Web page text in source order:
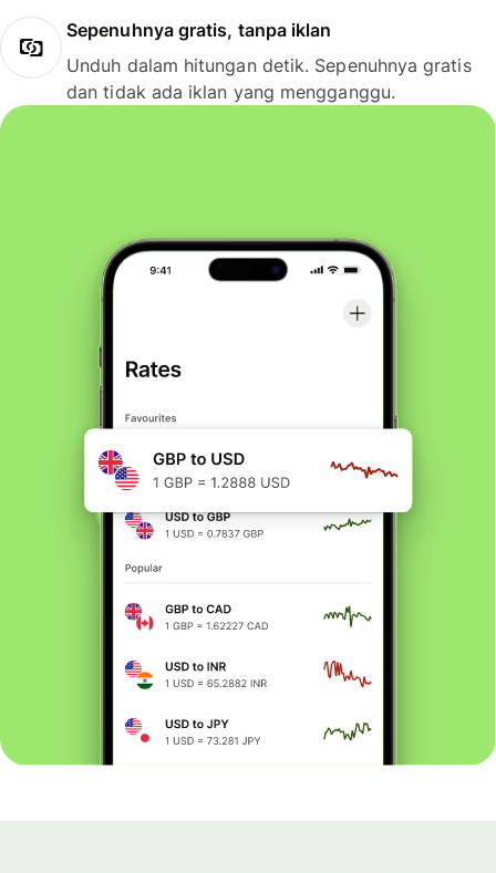
Sepenuhnya gratis, tanpa iklan
Unduh dalam hitungan detik. Sepenuhnya gratis
dan tidak ada iklan yang mengganggu.